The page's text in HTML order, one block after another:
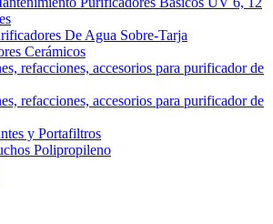
De Agua Sobre-Tarja
Cerámicos
refacciones, accesorios para purificador de
refacciones, accesorios para purificador de
y Portafiltros
Polipropileno